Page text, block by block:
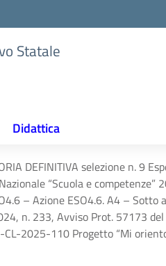
Statale
Didattica
DEFINITIVA selezione n. 9
“Scuola e
– Azione ESO4.6. A4 –
n. 233, Avviso Prot. 57173
CL-2025-110 Progetto “Mi